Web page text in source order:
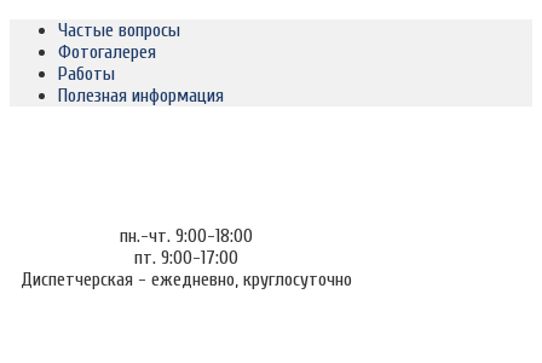
Частые вопросы
Фотогалерея
Работы
Полезная информация
пн.-чт. 9:00-18:00
пт. 9:00-17:00
Диспетчерская - ежедневно, круглосуточно